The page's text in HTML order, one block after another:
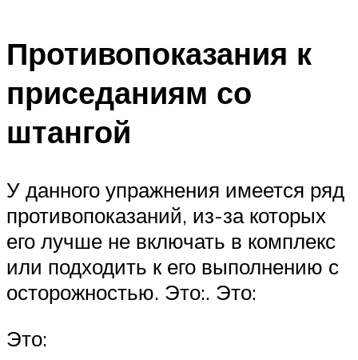
Противопоказания к
приседаниям со
штангой
У данного упражнения имеется ряд
противопоказаний, из-за которых
его лучше не включать в комплекс
или подходить к его выполнению с
осторожностью. Это:. Это:
Это: